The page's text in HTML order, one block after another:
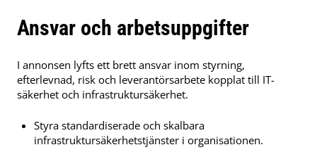
Ansvar och arbetsuppgifter
I annonsen lyfts ett brett ansvar inom styrning,
efterlevnad, risk och leverantörsarbete kopplat till IT-
säkerhet och infrastruktursäkerhet.
Styra standardiserade och skalbara
infrastruktursäkerhetstjänster i organisationen.